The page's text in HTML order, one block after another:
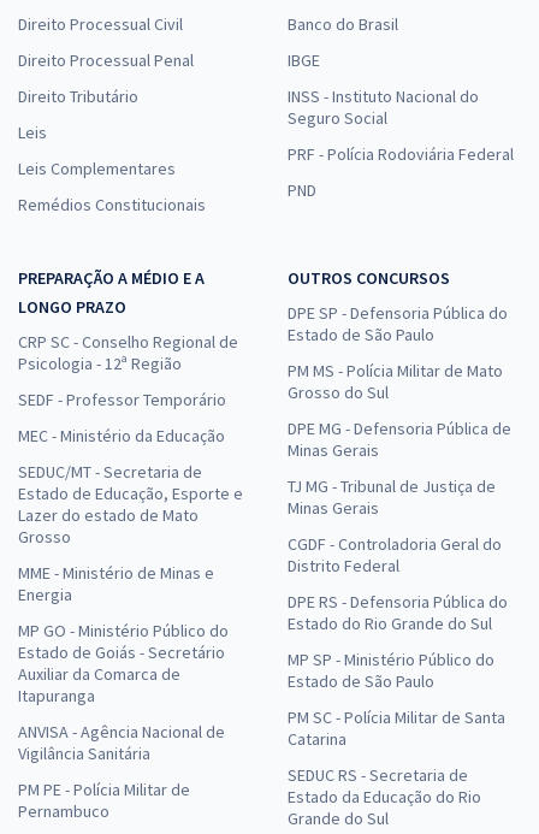
Direito Processual Civil
Direito Processual Penal
Direito Tributário
Leis
Leis Complementares
Remédios Constitucionais
Banco do Brasil
IBGE
INSS - Instituto Nacional do
Seguro Social
PRF - Polícia Rodoviária Federal
PND
PREPARAÇÃO A MÉDIO E A
LONGO PRAZO
CRP SC - Conselho Regional de
Psicologia - 12ª Região
SEDF - Professor Temporário
MEC - Ministério da Educação
SEDUC/MT - Secretaria de
Estado de Educação, Esporte e
Lazer do estado de Mato
Grosso
MME - Ministério de Minas e
Energia
MP GO - Ministério Público do
Estado de Goiás - Secretário
Auxiliar da Comarca de
Itapuranga
ANVISA - Agência Nacional de
Vigilância Sanitária
PM PE - Polícia Militar de
Pernambuco
OUTROS CONCURSOS
DPE SP - Defensoria Pública do
Estado de São Paulo
PM MS - Polícia Militar de Mato
Grosso do Sul
DPE MG - Defensoria Pública de
Minas Gerais
TJ MG - Tribunal de Justiça de
Minas Gerais
CGDF - Controladoria Geral do
Distrito Federal
DPE RS - Defensoria Pública do
Estado do Rio Grande do Sul
MP SP - Ministério Público do
Estado de São Paulo
PM SC - Polícia Militar de Santa
Catarina
SEDUC RS - Secretaria de
Estado da Educação do Rio
Grande do Sul